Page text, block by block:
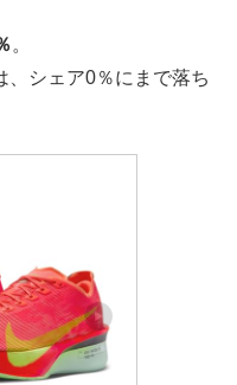
。
、シェア0％にまで落ち